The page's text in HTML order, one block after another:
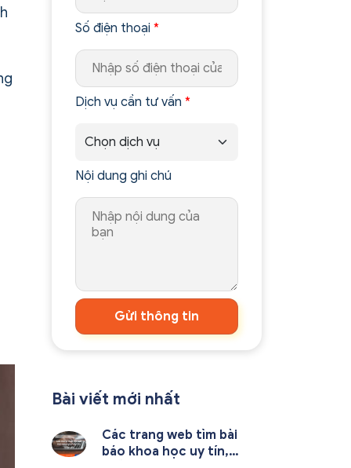
Số điện thoại*
Dịch vụ cần tư vấn*
Nội dung ghi chú
Gửi thông tin
Bài viết mới nhất
Các trang web tìm bài
báo khoa học uy tín,